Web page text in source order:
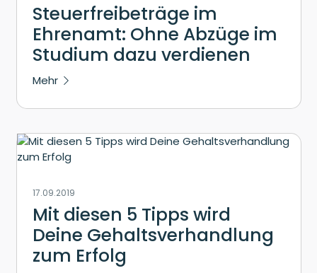
Steuerfreibeträge im
Ehrenamt: Ohne Abzüge im
Studium dazu verdienen
Mehr
17.09.2019
Mit diesen 5 Tipps wird
Deine Gehaltsverhandlung
zum Erfolg